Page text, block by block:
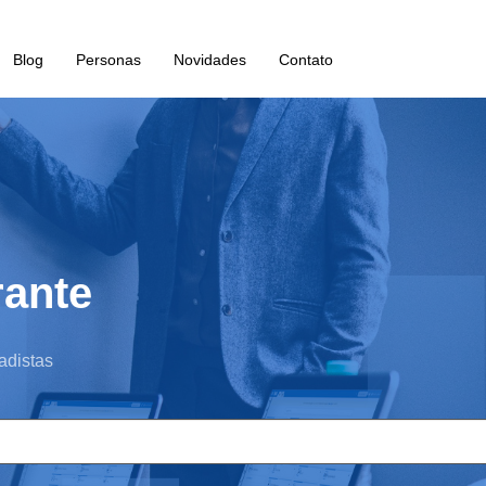
Blog Personas Novidades Contato